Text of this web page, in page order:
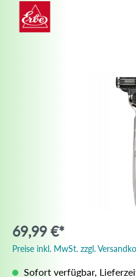
69,99 €*
Preise inkl. MwSt. zzgl.
Sofort verfügbar,